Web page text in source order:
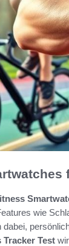
wie
dabei,
Tracker Test